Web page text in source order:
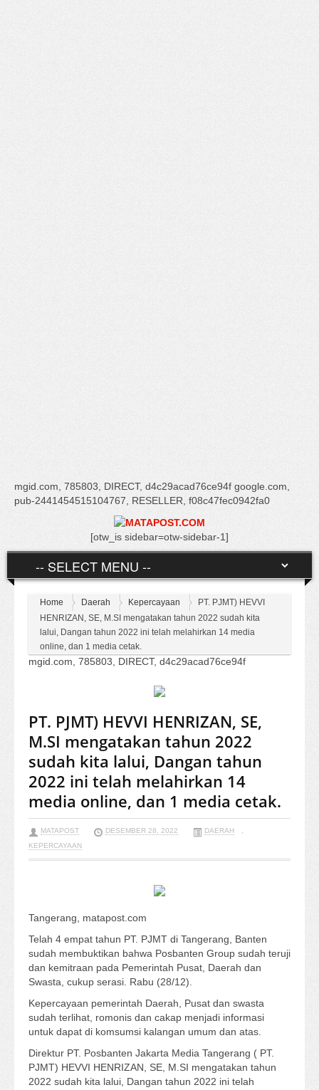
mgid.com, 785803, DIRECT, d4c29acad76ce94f google.com,
pub-2441454515104767, RESELLER, f08c47fec0942fa0
[otw_is sidebar=otw-sidebar-1]
Home Daerah Kepercayaan
PT. PJMT) HEVVI
HENRIZAN, SE, M.SI mengatakan tahun 2022 sudah kita
lalui, Dangan tahun 2022 ini telah melahirkan 14 media
online, dan 1 media cetak.
mgid.com, 785803, DIRECT, d4c29acad76ce94f
PT. PJMT) HEVVI HENRIZAN, SE,
M.SI mengatakan tahun 2022
sudah kita lalui, Dangan tahun
2022 ini telah melahirkan 14
media online, dan 1 media cetak.
MATAPOST DESEMBER 28, 2022 DAERAH
,
KEPERCAYAAN
Tangerang, matapost.com
Telah 4 empat tahun PT. PJMT di Tangerang, Banten
sudah membuktikan bahwa Posbanten Group sudah teruji
dan kemitraan pada Pemerintah Pusat, Daerah dan
Swasta, cukup serasi. Rabu (28/12).
Kepercayaan pemerintah Daerah, Pusat dan swasta
sudah terlihat, romonis dan cakap menjadi informasi
untuk dapat di komsumsi kalangan umum dan atas.
Direktur PT. Posbanten Jakarta Media Tangerang ( PT.
PJMT) HEVVI HENRIZAN, SE, M.SI mengatakan tahun
2022 sudah kita lalui, Dangan tahun 2022 ini telah